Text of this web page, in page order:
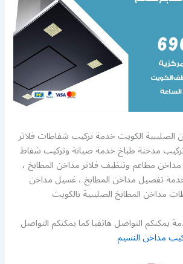
الكويت خدمة تركيب شفاطات فلاتر
مدخنة طباخ خدمة صيانة وتركيب شفاط
مطاعم وتنظيف فلاتر مداخن المطابخ ،
تفصيل مداخن المطابخ ، غسيل مداخن
مداخن المطابخ الصليبية بالكويت
يمكنكم التواصل هاتفيا كما يمكنكم التواصل
مداخن النسيم